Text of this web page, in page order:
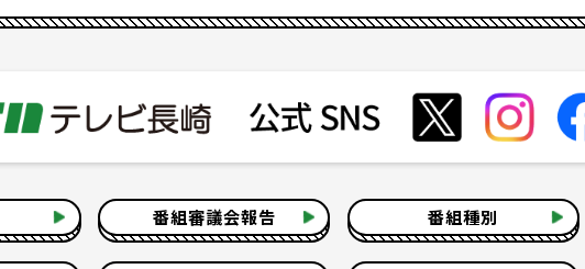
番組審議会報告 番組種別